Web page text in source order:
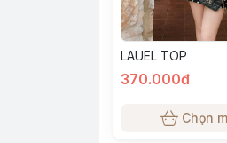
LAUEL TOP
370.000đ
Chọn